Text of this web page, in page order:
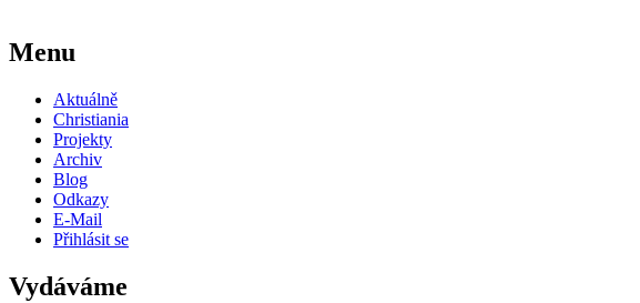
Menu
Aktuálně
Christiania
Projekty
Archiv
Blog
Odkazy
E-Mail
Přihlásit se
Vydáváme